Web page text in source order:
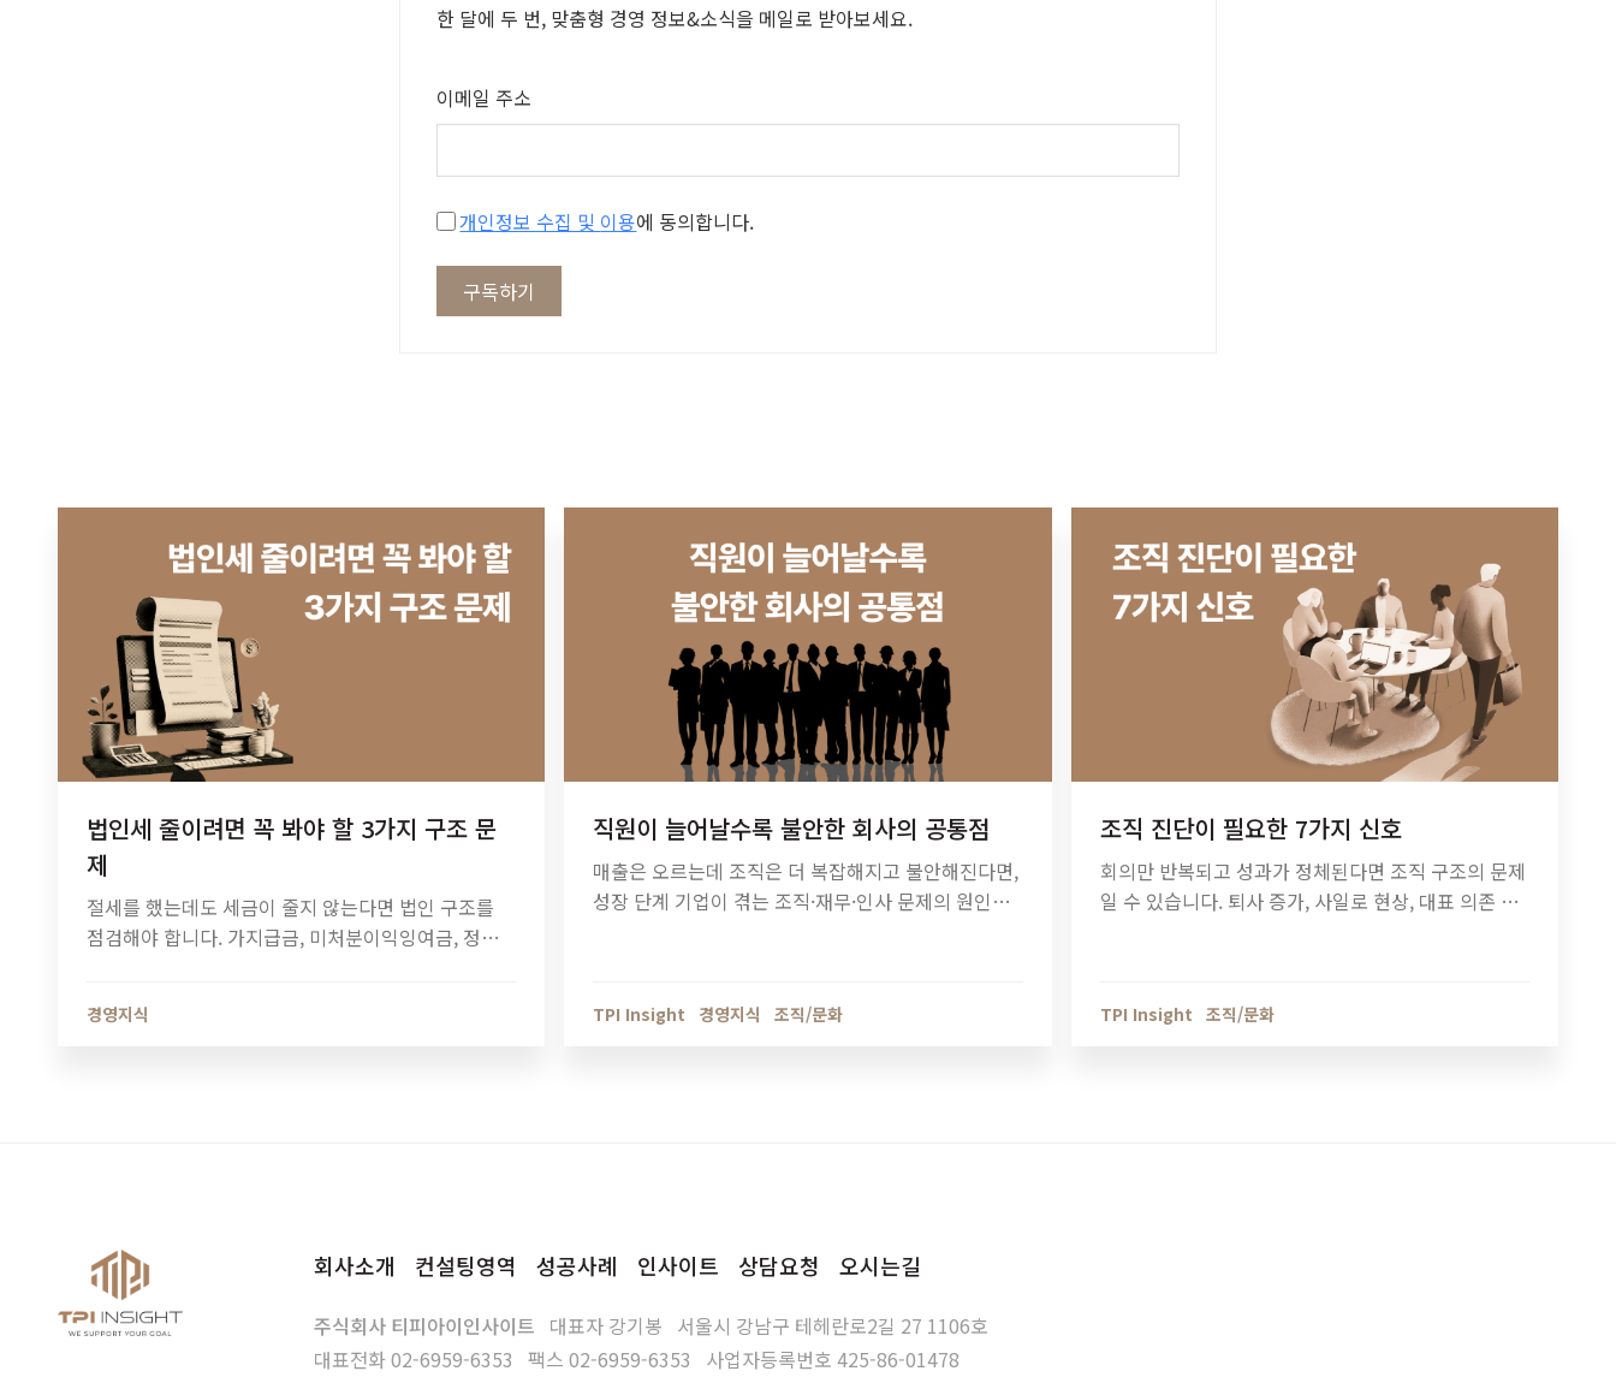
한 달에 두 번, 맞춤형 경영 정보&소식을 메일로 받아보세요.
이메일 주소
개인정보 수집 및 이용에 동의합니다.
구독하기
법인세 줄이려면 꼭 봐야 할 3가지 구조 문
제
절세를 했는데도 세금이 줄지 않는다면 법인 구조를
점검해야 합니다. 가지급금, 미처분이익잉여금, 정관
경영지식
직원이 늘어날수록 불안한 회사의 공통점
매출은 오르는데 조직은 더 복잡해지고 불안해진다면,
성장 단계 기업이 겪는 조직·재무·인사 문제의 원인을
TPI Insight 경영지식 조직/문화
조직 진단이 필요한 7가지 신호
회의만 반복되고 성과가 정체된다면 조직 구조의 문제
일 수 있습니다. 퇴사 증가, 사일로 현상, 대표 의존 구
TPI Insight 조직/문화
회사소개 컨설팅영역 성공사례 인사이트 상담요청 오시는길
주식회사 티피아이인사이트 대표자 강기봉 서울시 강남구 테헤란로2길 27 1106호
대표전화02-6959-6353 팩스 02-6959-6353 사업자등록번호 425-86-01478